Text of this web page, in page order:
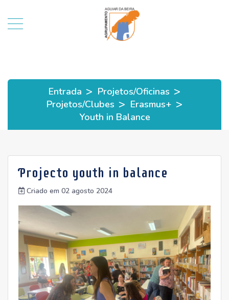
Entrada > Projetos/Oficinas >
Projetos/Clubes > Erasmus+ >
Youth in Balance
Projecto youth in balance
Criado em 02 agosto 2024